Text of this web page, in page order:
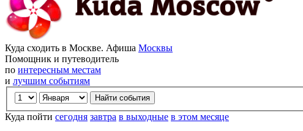
Куда сходить в Москве. Афиша Москвы
Помощник и путеводитель
по интересным местам
и лучшим событиям
Куда пойти сегодня завтра в выходные в этом месяце